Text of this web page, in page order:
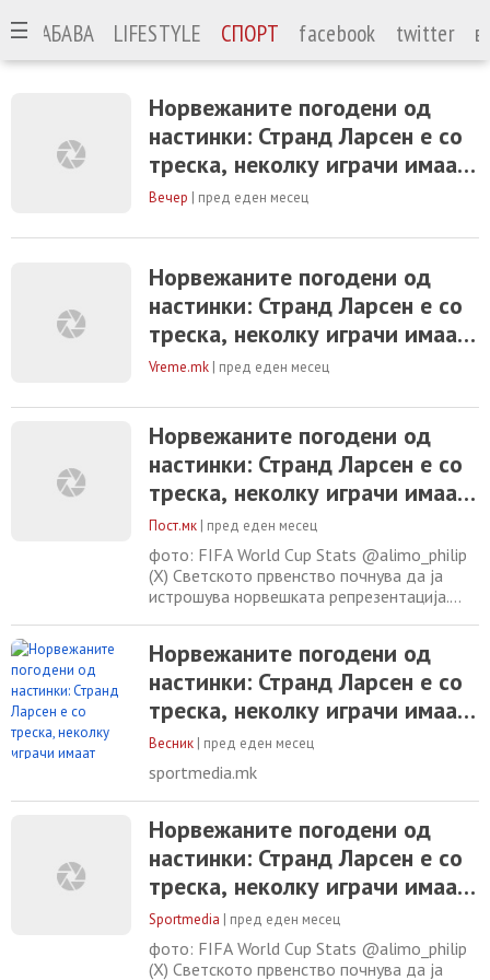
ЗАБАВА LIFESTYLE СПОРТ facebook twitter
Норвежаните погодени од
настинки: Странд Ларсен e со
треска, неколку играчи имаат
кашлица и засипнатост
Вечер | пред еден месец
Норвежаните погодени од
настинки: Странд Ларсен e со
треска, неколку играчи имаат
кашлица и засипнатост
Vreme.mk | пред еден месец
Норвежаните погодени од
настинки: Странд Ларсен e со
треска, неколку играчи имаат
кашлица и засипнатост
Пост.мк | пред еден месец
фото: FIFA World Cup Stats @alimo_philip
(X) Светското првенство почнува да ја
истрошува норвешката репрезентација.
помали здравствени проблеми.
Селекторот Столе Солбакен ги потврди
информациите за норвешките новинари.
„Всушност, само Странд Ларсен имаше
треска, но има и
Норвежаните погодени од
настинки: Странд Ларсен e со
треска, неколку играчи имаат
кашлица и засипнатост
Весник | пред еден месец
sportmedia.mk
Норвежаните погодени од
настинки: Странд Ларсен e со
треска, неколку играчи имаат
кашлица и засипнатост
Sportmedia | пред еден месец
фото: FIFA World Cup Stats @alimo_philip
(X) Светското првенство почнува да ја